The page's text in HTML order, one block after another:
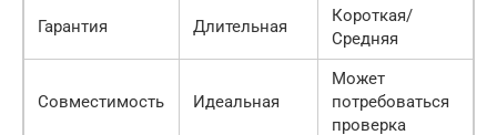
Гарантия Длительная
Короткая/
Средняя
Совместимость Идеальная
Может
потребоваться
проверка